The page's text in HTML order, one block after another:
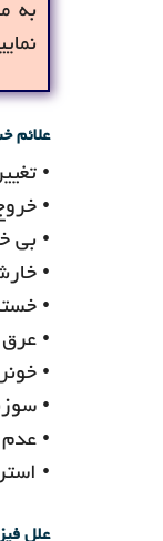
به
علائم
•
•
• بی
•
•
•
•
•
•
•
علل